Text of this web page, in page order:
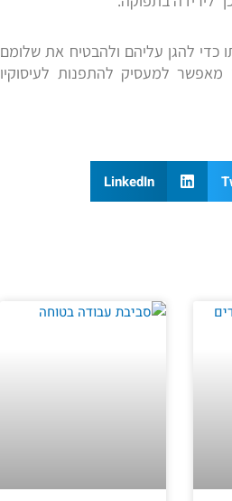
כדי להגן עליהם ולהבטיח את שלומם
מאפשר למעסיק להתפנות לעיסוקיו
LinkedIn